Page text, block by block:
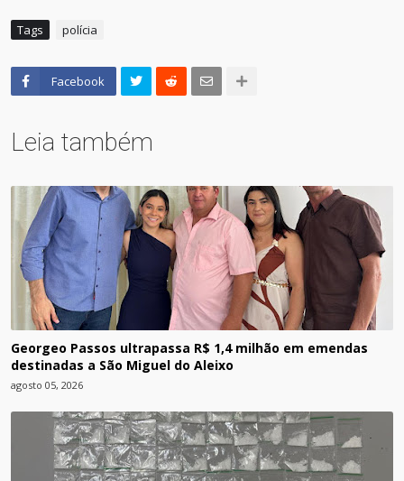
Tags polícia
Facebook
Leia também
Georgeo Passos ultrapassa R$ 1,4 milhão em emendas
destinadas a São Miguel do Aleixo
agosto 05, 2026